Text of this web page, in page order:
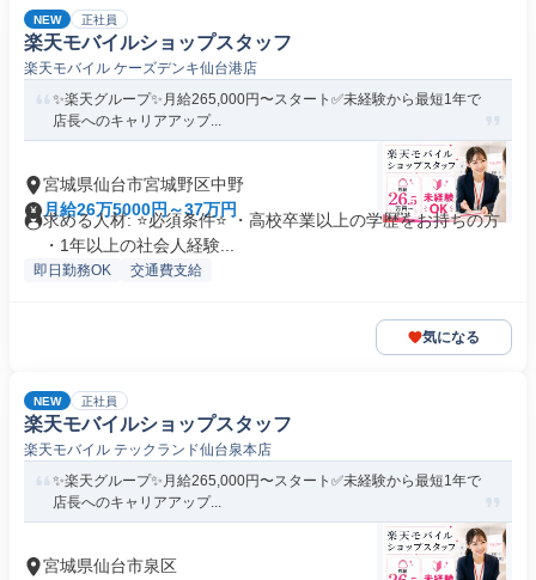
NEW 正社員
楽天モバイルショップスタッフ
楽天モバイル ケーズデンキ仙台港店
✨楽天グループ✨月給265,000円〜スタート✅未経験から最短1年で
店長へのキャリアアップ...
宮城県仙台市宮城野区中野
月給26万5000円～37万円
求める人材: ⭐必須条件⭐ ・高校卒業以上の学歴をお持ちの方
・1年以上の社会人経験...
即日勤務OK 交通費支給
気になる
NEW 正社員
楽天モバイルショップスタッフ
楽天モバイル テックランド仙台泉本店
✨楽天グループ✨月給265,000円〜スタート✅未経験から最短1年で
店長へのキャリアアップ...
宮城県仙台市泉区